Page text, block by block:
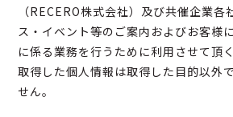
（RECERO株式会社）及び共催企業各
ス・イベント等のご案内およびお客様
に係る業務を行うために利用させて頂
取得した個人情報は取得した目的以外
せん。